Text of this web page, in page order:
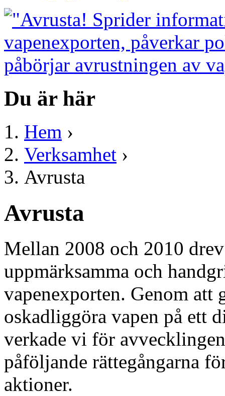
Du är här
Hem ›
Verksamhet ›
Avrusta
Avrusta
Mellan 2008 och 2010
uppmärksamma och
vapenexporten. Genom att
oskadliggöra vapen på ett
verkade vi för
påföljande rättegångarna
aktioner.